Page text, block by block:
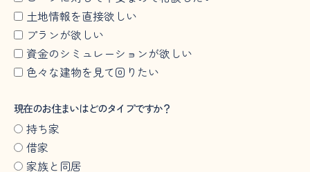
土地情報を直接欲しい
プランが欲しい
資金のシミュレーションが欲しい
色々な建物を見て回りたい
現在のお住まいはどのタイプですか？
持ち家
借家
家族と同居